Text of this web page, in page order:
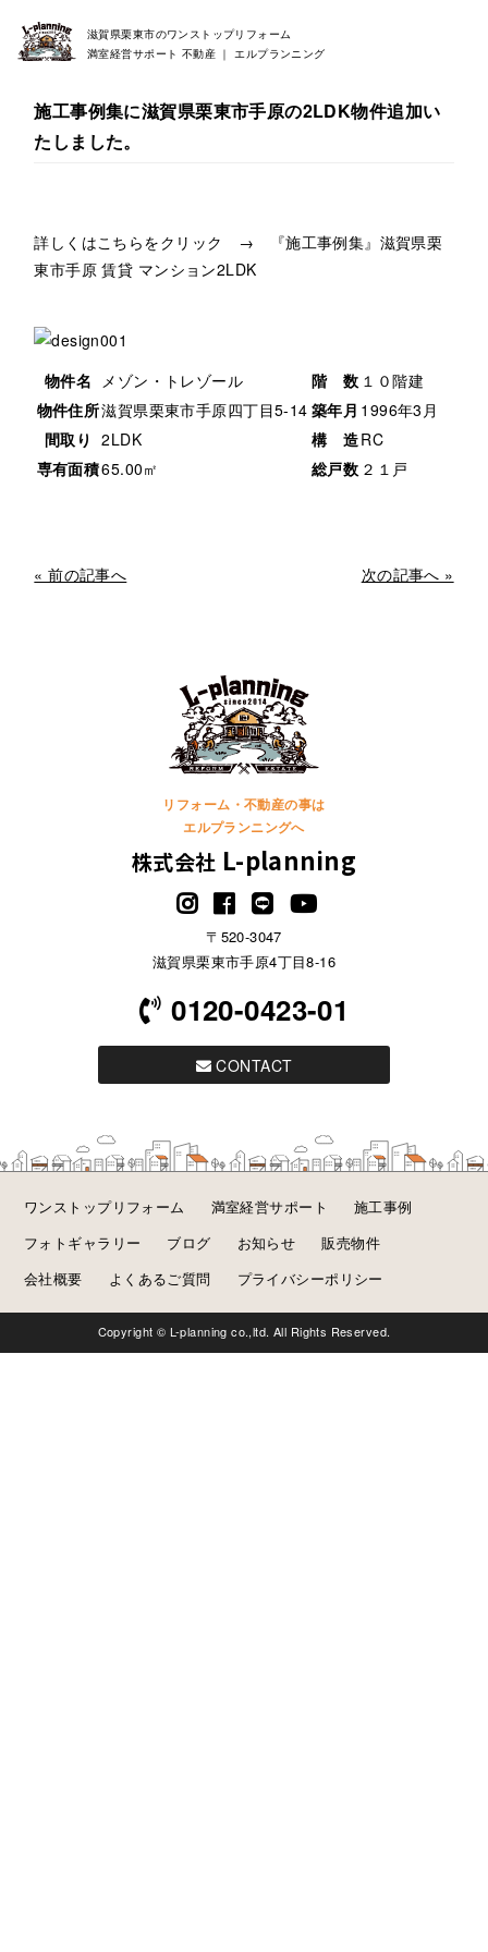
滋賀県栗東市のワンストップリフォーム
満室経営サポート 不動産 ｜ エルプランニング
施工事例集に滋賀県栗東市手原の2LDK物件追加い
たしました。
詳しくはこちらをクリック →
『施工事例集』滋賀県栗
東市手原 賃貸 マンション2LDK
物件名 メゾン・トレゾール 階 数 １０階建
物件住所滋賀県栗東市手原四丁目5-14 築年月 1996年3月
間取り
2LDK 構 造RC
専有面積65.00㎡ 総戸数 ２１戸
« 前の記事へ 次の記事へ »
リフォーム・不動産の事は
エルプランニングへ
株式会社 L-planning
〒520-3047
滋賀県栗東市手原4丁目8-16
0120-0423-01
CONTACT
ワンストップリフォーム 満室経営サポート
施工事例
フォトギャラリー
ブログ お知らせ
販売物件
会社概要
よくあるご質問 プライバシーポリシー
Copyright © L-planning co.,ltd. All Rights Reserved.